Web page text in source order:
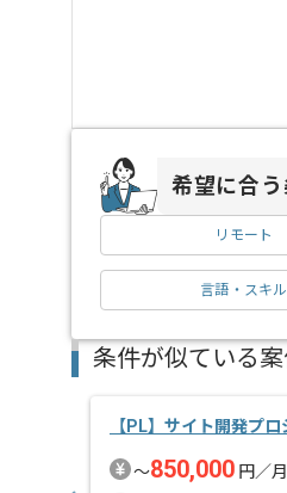
希望に合う
リモート
言語・スキル
条件が似ている
【PL】サイト開発プ
〜850,000 円／月